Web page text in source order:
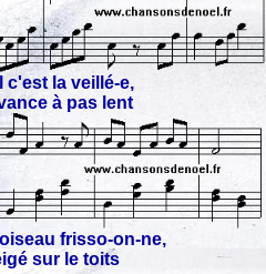
c'est la veillé-e,
à pas lent
frisso-on-ne,
sur le toits